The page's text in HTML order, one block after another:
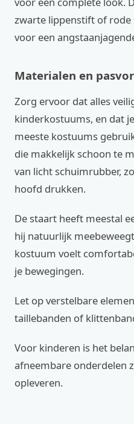
zwarte lippenstift of rode
voor een
Materialen en
Zorg ervoor dat alles
kinderkostuums, en dat
meeste kostuums
die makkelijk schoon te
van licht schuimrubber,
hoofd drukken.
De staart heeft meestal
hij natuurlijk
kostuum voelt
je bewegingen.
Let op verstelbare
taillebanden of
Voor kinderen is het
afneembare onderdelen
opleveren.